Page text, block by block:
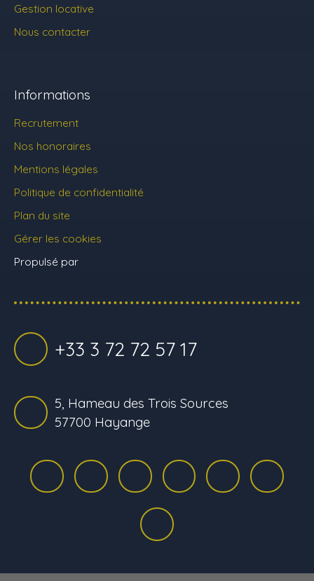
Gestion locative
Nous contacter
Informations
Recrutement
Nos honoraires
Mentions légales
Politique de confidentialité
Plan du site
Gérer les cookies
Propulsé par
+33 3 72 72 57 17
5, Hameau des Trois Sources
57700 Hayange